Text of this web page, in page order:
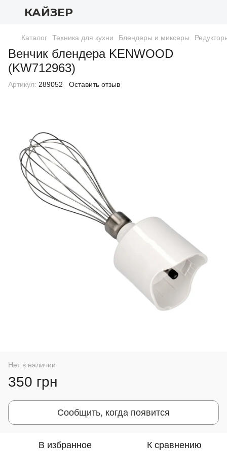
КАЙЗЕР
Каталог Техника для кухни Блендеры и миксеры
Венчик блендера KENWOOD
(KW712963)
Артикул: 289052 Оставить отзыв
Нет в наличии
350 грн
Сообщить, когда появится
В избранное К сравнению